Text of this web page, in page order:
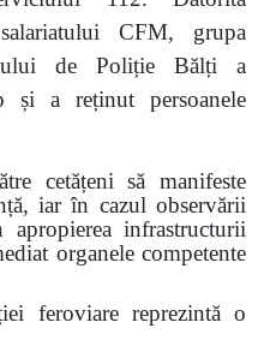
CFM, grupa
de Poliție Bălți a
a reținut persoanele
cetățeni să manifeste
iar în cazul observării
infrastructurii
organele competente
feroviare reprezintă o